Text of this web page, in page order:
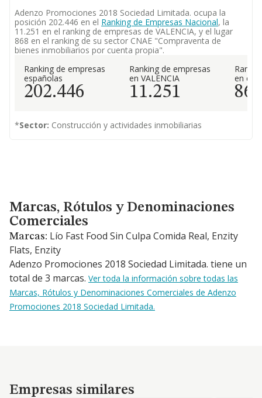
Adenzo Promociones 2018 Sociedad Limitada. ocupa la
posición 202.446 en el Ranking de Empresas Nacional, la
11.251 en el ranking de empresas de VALENCIA, y el lugar
868 en el ranking de su sector CNAE "Compraventa de
bienes inmobiliarios por cuenta propia".
Ranking de empresas
españolas
202.446
Ranking de empresas
en VALENCIA
11.251
en el
868
*Sector: Construcción y actividades inmobiliarias
Marcas, Rótulos y Denominaciones Comerciales
Marcas, Rótulos y Denominaciones
Comerciales
Marcas: Lío Fast Food Sin Culpa Comida Real, Enzity
Flats, Enzity
Adenzo Promociones 2018 Sociedad Limitada. tiene un
total de 3 marcas. Ver toda la información sobre todas las
Marcas, Rótulos y Denominaciones Comerciales de Adenzo
Promociones 2018 Sociedad Limitada.
Empresas similares
Empresas similares